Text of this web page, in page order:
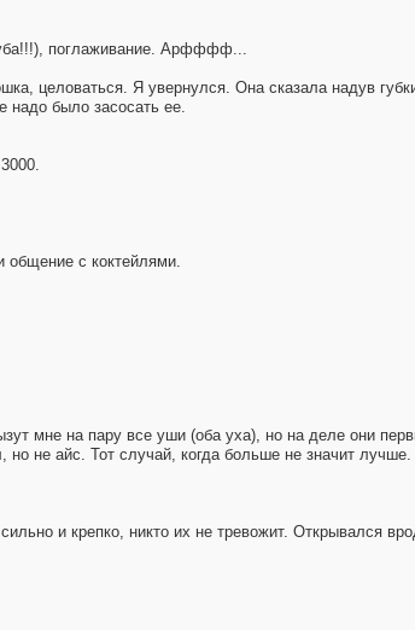
поглаживание. Арфффф...
целоваться. Я увернулся. Она сказала надув
надо было засосать ее.
общение с коктейлями.
мне на пару все уши (оба уха), но на деле они
не айс. Тот случай, когда больше не значит лучше.
и крепко, никто их не тревожит. Открывался